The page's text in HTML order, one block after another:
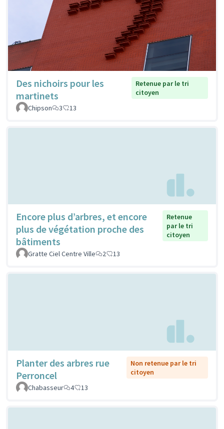
Des nichoirs pour les
martinets
Retenue par le tri
citoyen
Chipson
3 13
Encore plus d’arbres, et encore
plus de végétation proche des
bâtiments
Retenue
par le tri
citoyen
Gratte Ciel Centre Ville 2 13
Planter des arbres rue
Perroncel
Non retenue par le tri
citoyen
Chabasseur
4 13